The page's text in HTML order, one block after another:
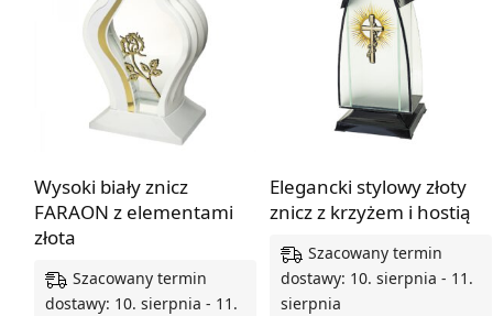
Wysoki biały znicz
FARAON z elementami
złota
Szacowany termin
dostawy: 10. sierpnia - 11.
Elegancki stylowy złoty
znicz z krzyżem i hostią
Szacowany termin
dostawy: 10. sierpnia - 11.
sierpnia